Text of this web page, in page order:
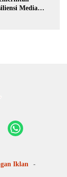
Media
Iklan